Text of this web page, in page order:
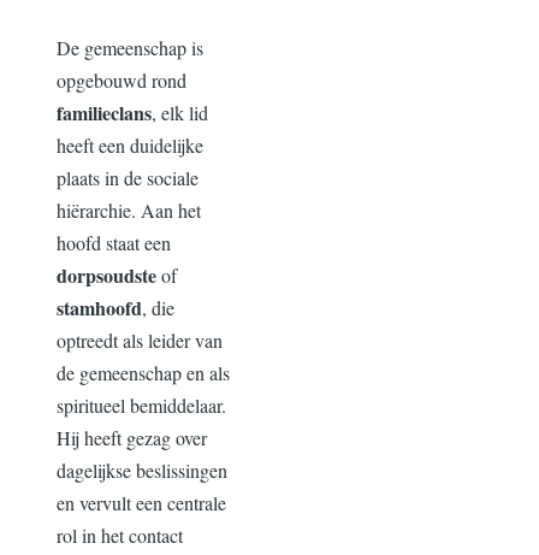
De gemeenschap is
opgebouwd rond
familieclans, elk lid
heeft een duidelijke
plaats in de sociale
hiërarchie. Aan het
hoofd staat een
dorpsoudsteof
stamhoofd, die
optreedt als leider van
de gemeenschap en als
spiritueel bemiddelaar.
Hij heeft gezag over
dagelijkse beslissingen
en vervult een centrale
rol in het contact